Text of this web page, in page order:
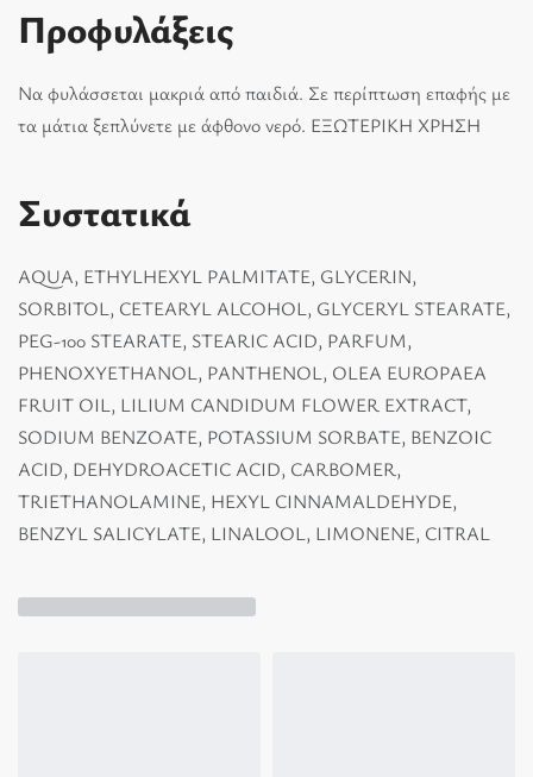
Προφυλάξεις
Να φυλάσσεται µακριά από παιδιά. Σε περίπτωση επαφής µε
τα µάτια ξεπλύνετε µε άφθονο νερό. ΕΞΩΤΕΡΙΚΗ ΧΡΗΣΗ
Συστατικά
AQUA, ETHYLHEXYL PALMITATE, GLYCERIN,
SORBITOL, CETEARYL ALCOHOL, GLYCERYL STEARATE,
PEG-100 STEARATE, STEARIC ACID, PARFUM,
PHENOXYETHANOL, PANTHENOL, OLEA EUROPAEA
FRUIT OIL, LILIUM CANDIDUM FLOWER EXTRACT,
SODIUM BENZOATE, POTASSIUM SORBATE, BENZOIC
ACID, DEHYDROACETIC ACID, CARBOMER,
TRIETHANOLAMINE, HEXYL CINNAMALDEHYDE,
BENZYL SALICYLATE, LINALOOL, LIMONENE, CITRAL